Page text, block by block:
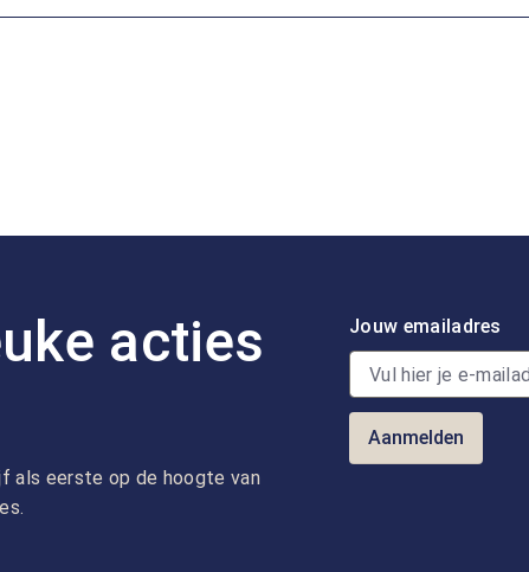
acties
als eerste op de hoogte van
Jouw emailadres
Aanmelden